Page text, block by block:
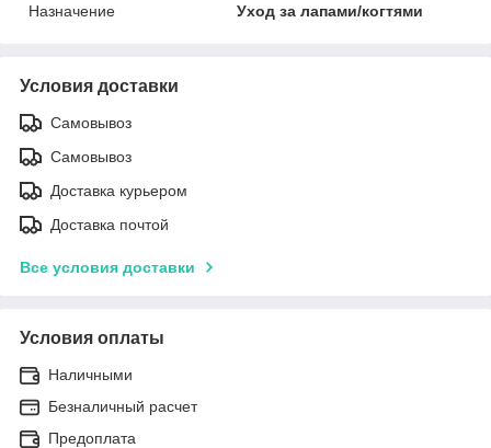
Назначение
Уход за лапами/когтями
Условия доставки
Самовывоз
Самовывоз
Доставка курьером
Доставка почтой
Все условия доставки
Условия оплаты
Наличными
Безналичный расчет
Предоплата